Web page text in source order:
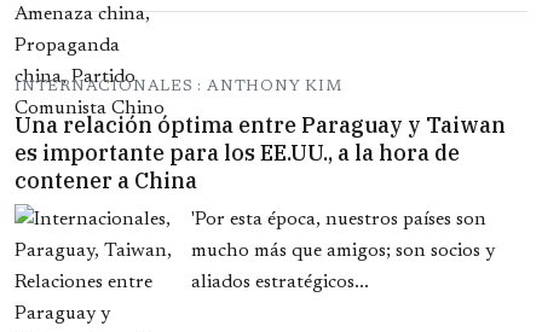
INTERNACIONALES : ANTHONY KIM
Una relación óptima entre Paraguay y Taiwan
es importante para los EE.UU., a la hora de
contener a China
'Por esta época, nuestros países son
mucho más que amigos; son socios y
aliados estratégicos...